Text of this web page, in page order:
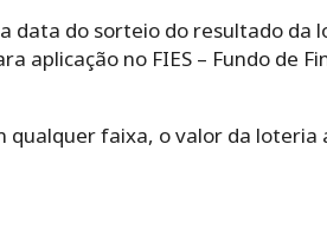
data do sorteio do resultado da
aplicação no FIES – Fundo de
faixa, o valor da loteria